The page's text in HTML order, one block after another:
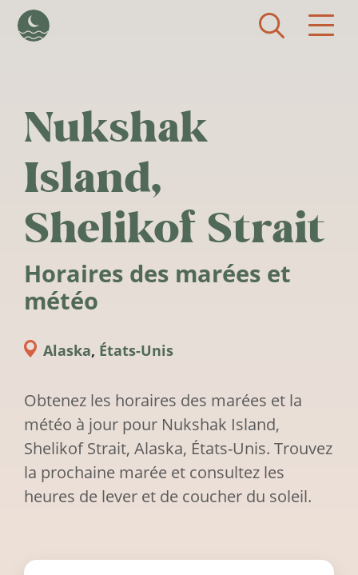
Nukshak
Island,
Shelikof Strait
Horaires des marées et
météo
Alaska, États-Unis
Obtenez les horaires des marées et la
météo à jour pour Nukshak Island,
Shelikof Strait, Alaska, États-Unis. Trouvez
la prochaine marée et consultez les
heures de lever et de coucher du soleil.